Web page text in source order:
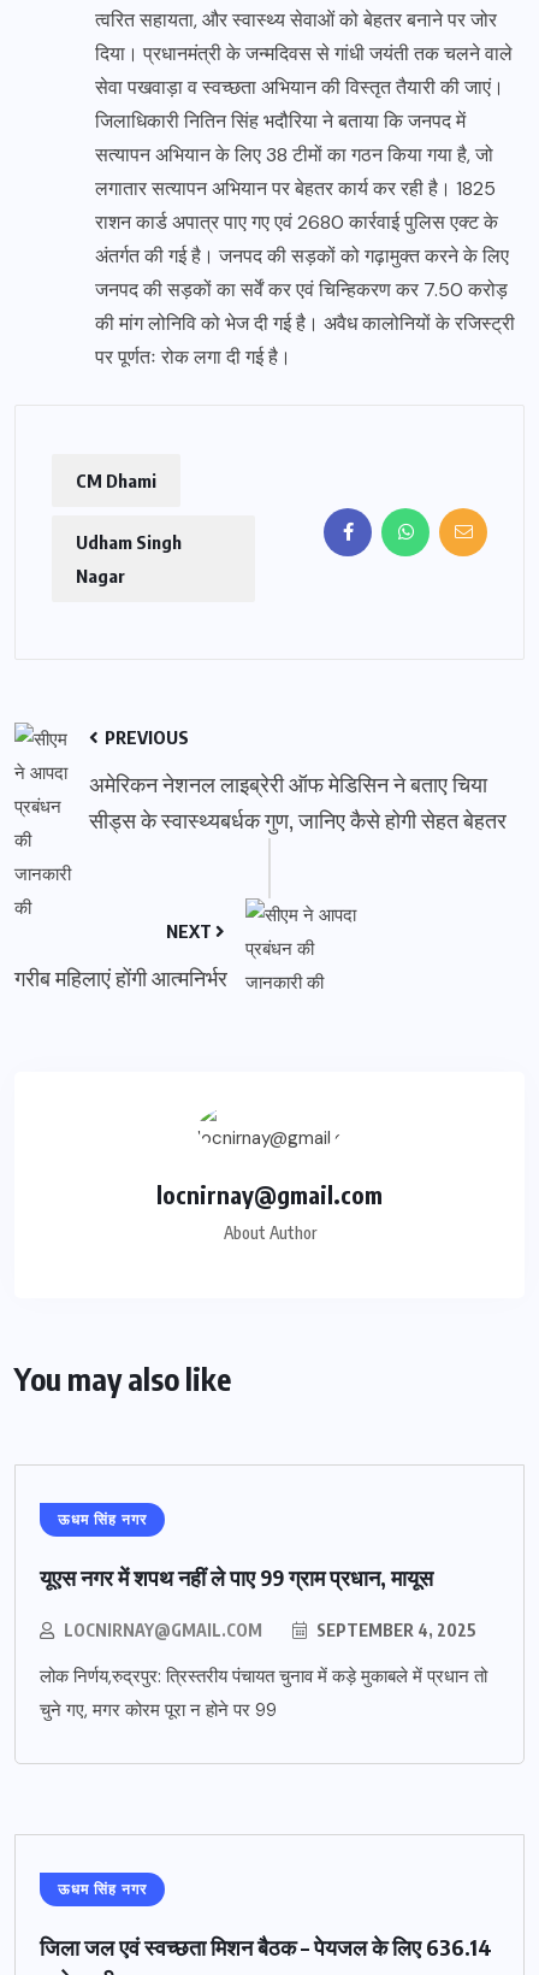
त्वरित सहायता, और स्वास्थ्य सेवाओं को बेहतर बनाने पर जोर
दिया। प्रधानमंत्री के जन्मदिवस से गांधी जयंती तक चलने वाले
सेवा पखवाड़ा व स्वच्छता अभियान की विस्तृत तैयारी की जाएं।
जिलाधिकारी नितिन सिंह भदौरिया ने बताया कि जनपद में
सत्यापन अभियान के लिए 38 टीमों का गठन किया गया है, जो
लगातार सत्यापन अभियान पर बेहतर कार्य कर रही है। 1825
राशन कार्ड अपात्र पाए गए एवं 2680 कार्रवाई पुलिस एक्ट के
अंतर्गत की गई है। जनपद की सड़कों को गढ़ामुक्त करने के लिए
जनपद की सड़कों का सर्वें कर एवं चिन्हिकरण कर 7.50 करोड़
की मांग लोनिवि को भेज दी गई है। अवैध कालोनियों के रजिस्ट्री
पर पूर्णतः रोक लगा दी गई है।
CM Dhami
Udham Singh
Nagar
PREVIOUS
अमेरिकन नेशनल लाइब्रेरी ऑफ मेडिसिन ने बताए चिया
सीड्स के स्वास्थ्यबर्धक गुण, जानिए कैसे होगी सेहत बेहतर
NEXT
गरीब महिलाएं होंगी आत्मनिर्भर
locnirnay@gmail.com
About Author
You may also like
ऊधम सिंह नगर
यूएस नगर में शपथ नहीं ले पाए 99 ग्राम प्रधान, मायूस
LOCNIRNAY@GMAIL.COM SEPTEMBER 4, 2025
लोक निर्णय,रुद्रपुर: त्रिस्तरीय पंचायत चुनाव में कड़े मुकाबले में प्रधान तो
चुने गए, मगर कोरम पूरा न होने पर 99
ऊधम सिंह नगर
जिला जल एवं स्वच्छता मिशन बैठक – पेयजल के लिए 636.14